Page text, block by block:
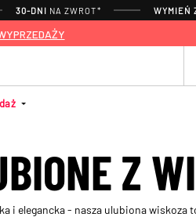
30-DNI NA ZWROT* WYMIEŃ
Z
i elegancka - nasza ulubiona wiskoza